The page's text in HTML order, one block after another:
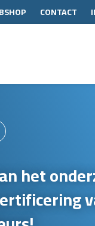
CONTACT
het